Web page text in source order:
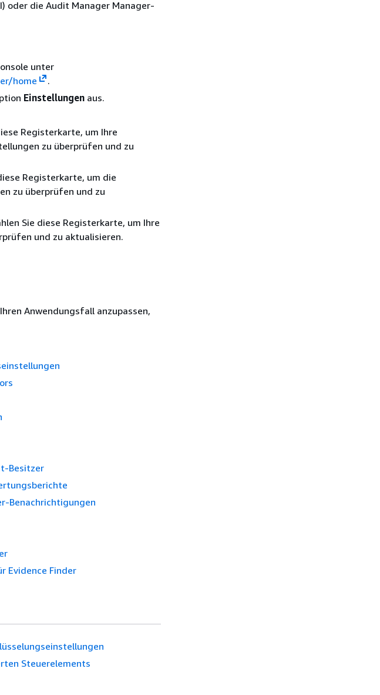
oder die Audit Manager Manager-
unter
home
.
Einstellungen aus.
Registerkarte, um Ihre
zu überprüfen und zu
Registerkarte, um die
zu überprüfen und zu
Sie diese Registerkarte, um Ihre
und zu aktualisieren.
Anwendungsfall anzupassen,
Besitzer
Benachrichtigungen
Evidence Finder
Steuerelements